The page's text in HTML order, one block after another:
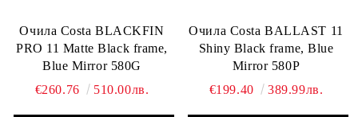
Очила Costa BLACKFIN
PRO 11 Matte Black frame,
Blue Mirror 580G
€260.76
510.00лв.
Очила Costa BALLAST 11
Shiny Black frame, Blue
Mirror 580P
€199.40
389.99лв.